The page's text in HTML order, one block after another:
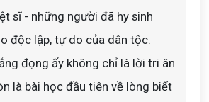
sĩ - những người đã hy sinh
độc lập, tự do của dân tộc.
đọng ấy không chỉ là lời tri ân
là bài học đầu tiên về lòng biết